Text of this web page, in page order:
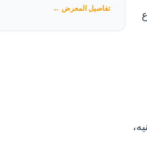
39.4 مليون جنيه،
تفاصيل المعرض ←